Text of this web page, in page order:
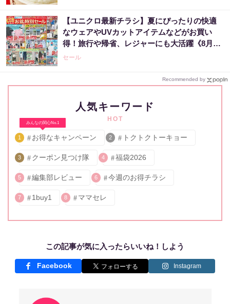
【ユニクロ最新チラシ】夏にぴったりの快適
なウェアやUVカットアイテムなどがお買い
得！旅行や帰省、レジャーにも大活躍《8月13
日まで》
セール
Recommended by
人気キーワード
HOT
みんなの関心No.1
1 お得なキャンペーン 2 トクトクトーキョー
3 クーポン見つけ隊 4 福袋2026
5 編集部レビュー 6 今週のお得チラシ
7 1buy1 8 ママセレ
この記事が気に入ったらいいね！しよう
Facebook Instagram